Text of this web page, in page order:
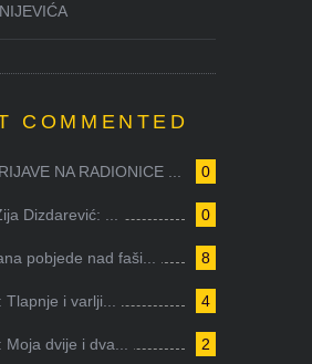
COMMENTED
0
NA RADIONICE ...
0
Dizdarević: ...
8
pobjede nad faši...
4
i varlji...
2
dvije i dva...